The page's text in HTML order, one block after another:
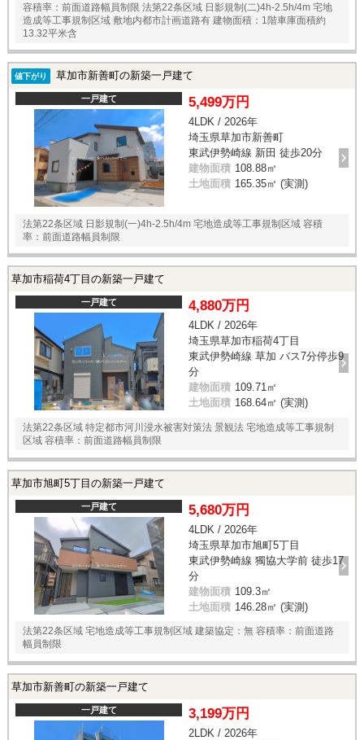
容積率：前面道路幅員制限 法第22条区域 日影規制(二)4h-2.5h/4m 宅地
造成等工事規制区域 敷地内都市計画道路有 建物面積：1階車庫面積約
13.32平米含
値下がり 草加市新善町の新築一戸建て
一戸建て 5,499万円
4LDK / 2026年
埼玉県草加市新善町
東武伊勢崎線 新田 徒歩20分
建物面積 108.88㎡
土地面積 165.35㎡ (実測)
法第22条区域 日影規制(一)4h-2.5h/4m 宅地造成等工事規制区域 容積
率：前面道路幅員制限
草加市稲荷4丁目の新築一戸建て
一戸建て 4,880万円
4LDK / 2026年
埼玉県草加市稲荷4丁目
東武伊勢崎線 草加 バス7分停歩9
分
建物面積 109.71㎡
土地面積 168.64㎡ (実測)
法第22条区域 特定都市河川浸水被害対策法 景観法 宅地造成等工事規制
区域 容積率：前面道路幅員制限
草加市旭町5丁目の新築一戸建て
一戸建て 5,680万円
4LDK / 2026年
埼玉県草加市旭町5丁目
東武伊勢崎線 獨協大学前 徒歩17
分
建物面積 109.3㎡
土地面積 146.28㎡ (実測)
法第22条区域 宅地造成等工事規制区域 建築協定：無 容積率：前面道路
幅員制限
草加市新善町の新築一戸建て
一戸建て 3,199万円
2LDK / 2026年